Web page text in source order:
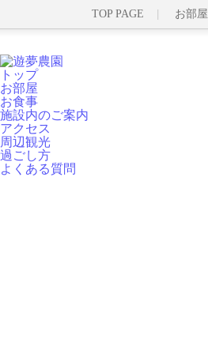
TOP PAGE お部屋
トップ
お部屋
お食事
施設内のご案内
アクセス
周辺観光
過ごし方
よくある質問